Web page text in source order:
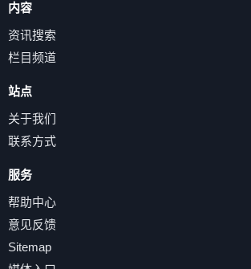
内容
资讯搜索
栏目频道
站点
关于我们
联系方式
服务
帮助中心
意见反馈
Sitemap